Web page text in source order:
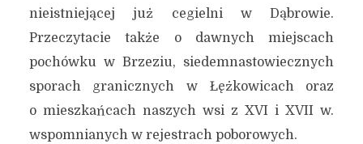
nieistniejącej już cegielni w Dąbrowie.
Przeczytacie także o dawnych miejscach
pochówku w Brzeziu, siedemnastowiecznych
sporach granicznych w Łężkowicach oraz
o mieszkańcach naszych wsi z XVI i XVII w.
wspomnianych w rejestrach poborowych.